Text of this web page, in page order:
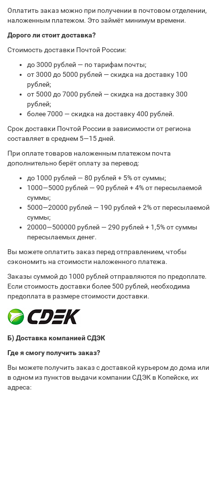
Оплатить заказ можно при получении в почтовом отделении,
наложенным платежом. Это займёт минимум времени.
Дорого ли стоит доставка?
Стоимость доставки Почтой России:
до 3000 рублей — по тарифам почты;
от 3000 до 5000 рублей — скидка на доставку 100
рублей;
от 5000 до 7000 рублей — скидка на доставку 300
рублей;
более 7000 — скидка на доставку 400 рублей.
Срок доставки Почтой России в зависимости от региона
составляет в среднем 5—15 дней.
При оплате товаров наложенным платежом почта
дополнительно берёт оплату за перевод:
до 1000 рублей — 80 рублей + 5% от суммы;
1000—5000 рублей — 90 рублей + 4% от пересылаемой
суммы;
5000—20000 рублей — 190 рублей + 2% от пересылаемой
суммы;
20000—500000 рублей — 290 рублей + 1,5% от суммы
пересылаемых денег.
Вы можете оплатить заказ перед отправлением, чтобы
сэкономить на стоимости наложенного платежа.
Заказы суммой до 1000 рублей отправляются по предоплате.
Если стоимость доставки более 500 рублей, необходима
предоплата в размере стоимости доставки.
Б) Доставка компанией СДЭК
Где я смогу получить заказ?
Вы можете получить заказ с доставкой курьером до дома или
в одном из пунктов выдачи компании СДЭК в Копейске, их
адреса: